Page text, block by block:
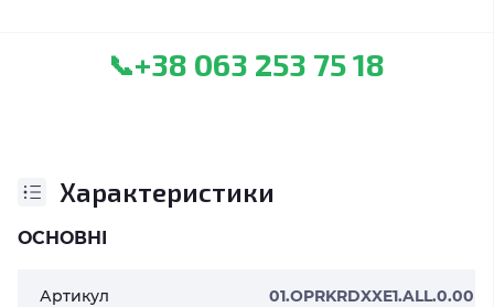
📞+38 063 253 75 18
Характеристики
ОСНОВНІ
Артикул 01.OPRKRDXXE1.ALL.0.00